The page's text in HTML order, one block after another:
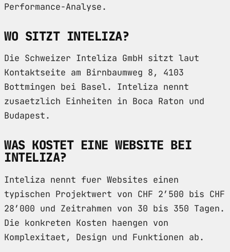
Performance-Analyse.
WO SITZT INTELIZA?
Die Schweizer Inteliza GmbH sitzt laut
Kontaktseite am Birnbaumweg 8, 4103
Bottmingen bei Basel. Inteliza nennt
zusaetzlich Einheiten in Boca Raton und
Budapest.
WAS KOSTET EINE WEBSITE BEI
INTELIZA?
Inteliza nennt fuer Websites einen
typischen Projektwert von CHF 2’500 bis CHF
28’000 und Zeitrahmen von 30 bis 350 Tagen.
Die konkreten Kosten haengen von
Komplexitaet, Design und Funktionen ab.